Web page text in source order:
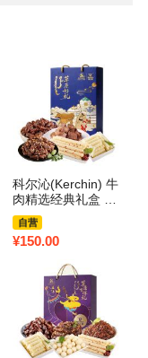
科尔沁(Kerchin) 牛
肉精选经典礼盒 45
7g
自营
¥150.00